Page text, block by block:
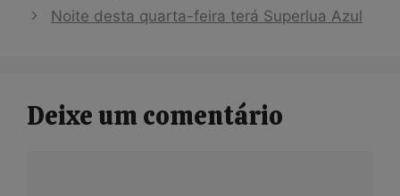
Noite desta quarta-feira terá Superlua Azul
Deixe um comentário